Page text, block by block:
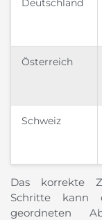
Deutschland
Österreich
Schweiz
Das korrekte
Schritte kann
geordneten